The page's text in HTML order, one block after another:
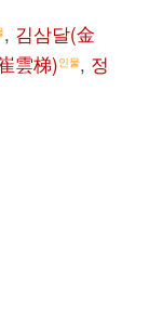
, 김삼달(金
雲梯)인물, 정